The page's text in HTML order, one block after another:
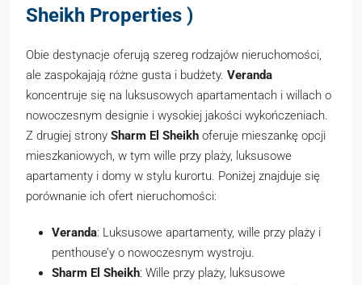
Sheikh Properties )
Obie destynacje oferują szereg rodzajów nieruchomości,
ale zaspokajają różne gusta i budżety. Veranda
koncentruje się na luksusowych apartamentach i willach o
nowoczesnym designie i wysokiej jakości wykończeniach.
Z drugiej strony Sharm El Sheikh oferuje mieszankę opcji
mieszkaniowych, w tym wille przy plaży, luksusowe
apartamenty i domy w stylu kurortu. Poniżej znajduje się
porównanie ich ofert nieruchomości:
Veranda: Luksusowe apartamenty, wille przy plaży i
penthouse’y o nowoczesnym wystroju.
Sharm El Sheikh: Wille przy plaży, luksusowe